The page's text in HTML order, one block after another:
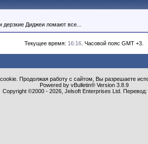
Диджеи ломают все...
Текущее время: 16:16 . Часовой пояс GMT +3.
Продолжая работу с сайтом, Вы разрешаете
Powered by vBulletin® Version 3.8.9
Copyright ©2000 - 2026, Jelsoft Enterprises Ltd. Перевод: